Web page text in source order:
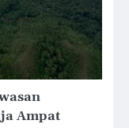
Ampat